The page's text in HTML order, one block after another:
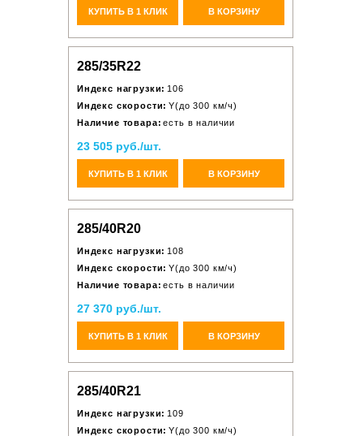
КУПИТЬ В 1 КЛИК В КОРЗИНУ
285/35R22
Индекс нагрузки: 106
Индекс скорости: Y(до 300 км/ч)
Наличие товара: есть в наличии
23 505 руб./шт.
КУПИТЬ В 1 КЛИК В КОРЗИНУ
285/40R20
Индекс нагрузки: 108
Индекс скорости: Y(до 300 км/ч)
Наличие товара: есть в наличии
27 370 руб./шт.
КУПИТЬ В 1 КЛИК В КОРЗИНУ
285/40R21
Индекс нагрузки: 109
Индекс скорости: Y(до 300 км/ч)